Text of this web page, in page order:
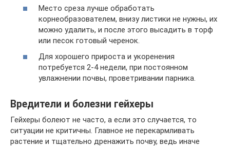
Место среза лучше обработать
корнеобразователем, внизу листики не нужны, их
можно удалить, и после этого высадить в торф
или песок готовый черенок.
Для хорошего прироста и укоренения
потребуется 2-4 недели, при постоянном
увлажнении почвы, проветривании парника.
Вредители и болезни гейхеры
Гейхеры болеют не часто, а если это случается, то
ситуации не критичны. Главное не перекармливать
растение и тщательно дренажить почву, ведь иначе